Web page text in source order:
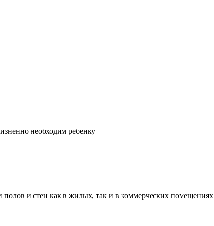
необходим ребенку
и стен как в жилых, так и в коммерческих помещениях